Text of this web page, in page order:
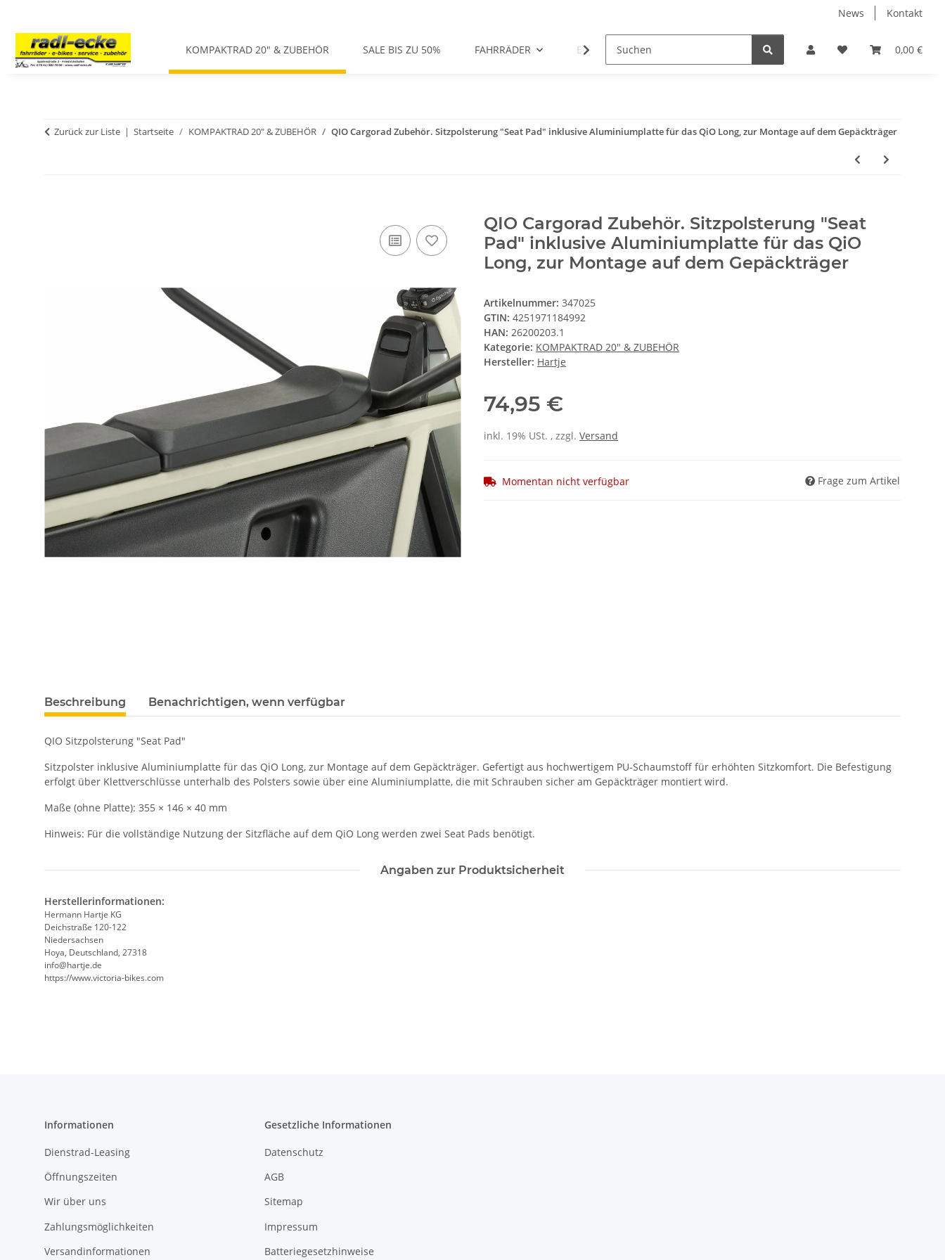
News Kontakt
0,00 €
KOMPAKTRAD 20" & ZUBEHÖR SALE BIS ZU 50% FAHRRÄDER E-BIKES
Zurück zur Liste Startseite KOMPAKTRAD 20" & ZUBEHÖR QIO Cargorad Zubehör. Sitzpolsterung "Seat Pad" inklusive Aluminiumplatte für das QiO Long, zur Montage auf dem Gepäckträger
QIO Cargorad Zubehör. Sitzpolsterung "Seat
Pad" inklusive Aluminiumplatte für das QiO
Long, zur Montage auf dem Gepäckträger
Artikelnummer: 347025
GTIN: 4251971184992
HAN: 26200203.1
Kategorie: KOMPAKTRAD 20" & ZUBEHÖR
Hersteller: Hartje
74,95 €
inkl. 19% USt. , zzgl. Versand
Momentan nicht verfügbar Frage zum Artikel
Beschreibung Benachrichtigen, wenn verfügbar
QIO Sitzpolsterung "Seat Pad"
Sitzpolster inklusive Aluminiumplatte für das QiO Long, zur Montage auf dem Gepäckträger. Gefertigt aus hochwertigem PU-Schaumstoff für erhöhten Sitzkomfort. Die Befestigung
erfolgt über Klettverschlüsse unterhalb des Polsters sowie über eine Aluminiumplatte, die mit Schrauben sicher am Gepäckträger montiert wird.
Maße (ohne Platte): 355 × 146 × 40 mm
Hinweis: Für die vollständige Nutzung der Sitzfläche auf dem QiO Long werden zwei Seat Pads benötigt.
Angaben zur Produktsicherheit
Herstellerinformationen:
Hermann Hartje KG
Deichstraße 120-122
Niedersachsen
Hoya, Deutschland, 27318
info@hartje.de
https://www.victoria-bikes.com
Informationen
Dienstrad-Leasing
Öffnungszeiten
Wir über uns
Zahlungsmöglichkeiten
Versandinformationen
Gesetzliche Informationen
Datenschutz
AGB
Sitemap
Impressum
Batteriegesetzhinweise